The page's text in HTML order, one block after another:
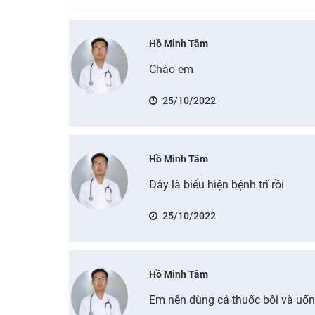
Hồ Minh Tâm
Chào em
25/10/2022
Hồ Minh Tâm
Đây là biểu hiện bệnh trĩ rồi
25/10/2022
Hồ Minh Tâm
Em nên dùng cả thuốc bôi và